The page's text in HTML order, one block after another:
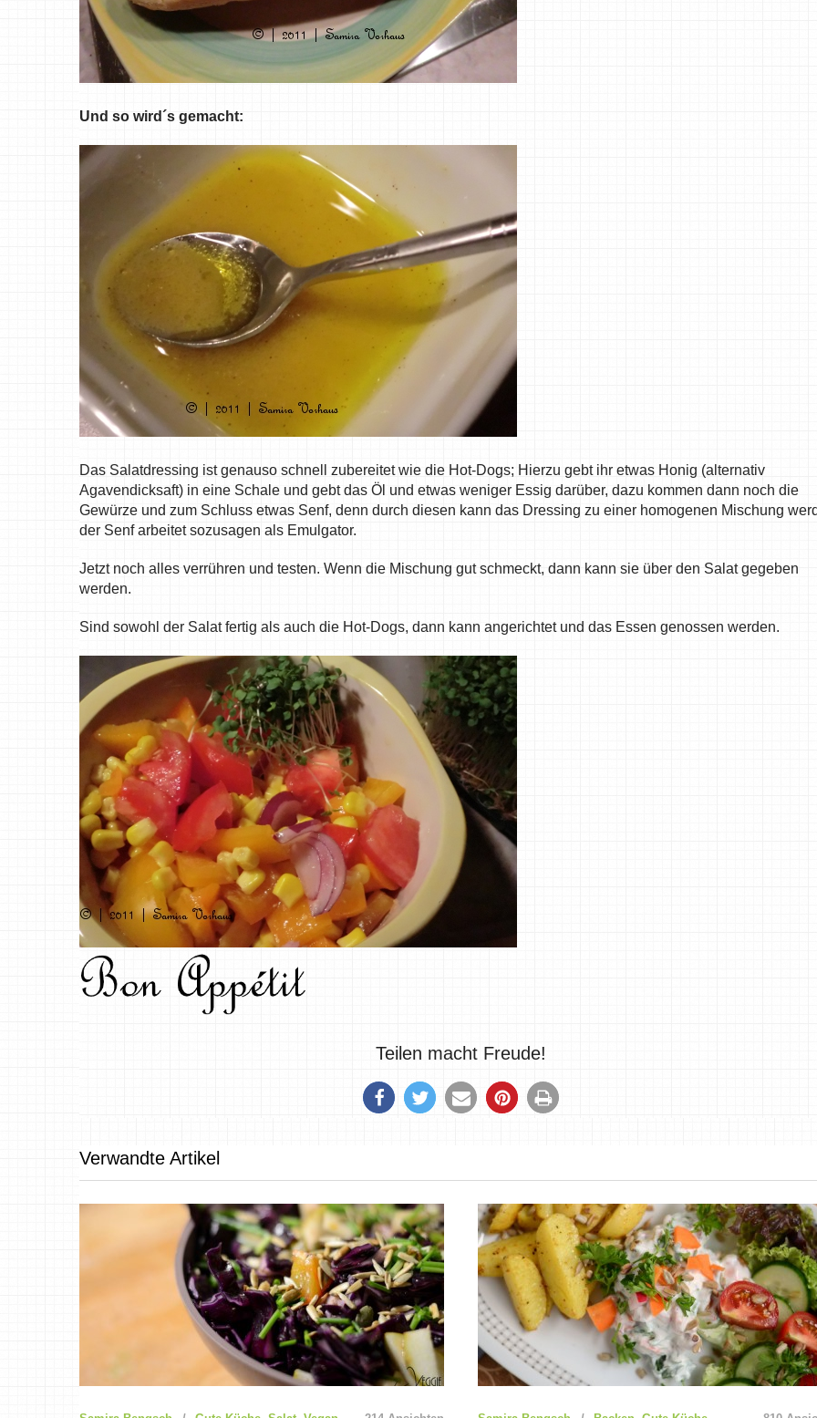
Und so wird´s gemacht:
Das Salatdressing ist genauso schnell zubereitet wie die Hot-Dogs; Hierzu gebt ihr etwas Honig (alternativ
Agavendicksaft) in eine Schale und gebt das Öl und etwas weniger Essig darüber, dazu kommen dann noch die
Gewürze und zum Schluss etwas Senf, denn durch diesen kann das Dressing zu einer homogenen Mischung
der Senf arbeitet sozusagen als Emulgator.
Jetzt noch alles verrühren und testen. Wenn die Mischung gut schmeckt, dann kann sie über den Salat gegeben
werden.
Sind sowohl der Salat fertig als auch die Hot-Dogs, dann kann angerichtet und das Essen genossen werden.
Teilen macht Freude!
Verwandte Artikel